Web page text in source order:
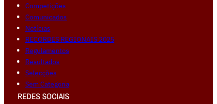
Competiçōes
Comunicados
Notícias
RECORDES REGIONAIS 2025
Regulamentos
Resultados
Selecções
Sem Categoria
REDES SOCIAIS